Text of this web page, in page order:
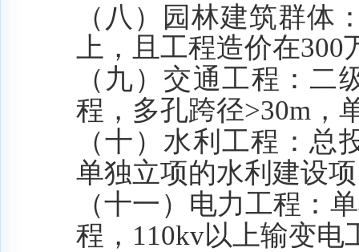
（八）园林建筑群体
上，且工程造价在300
（九）交通工程：
程，多孔跨径>30m，
（十）水利工程：总
单独立项的水利建设
（十一）电力工程：
程， 110kv以上输变电